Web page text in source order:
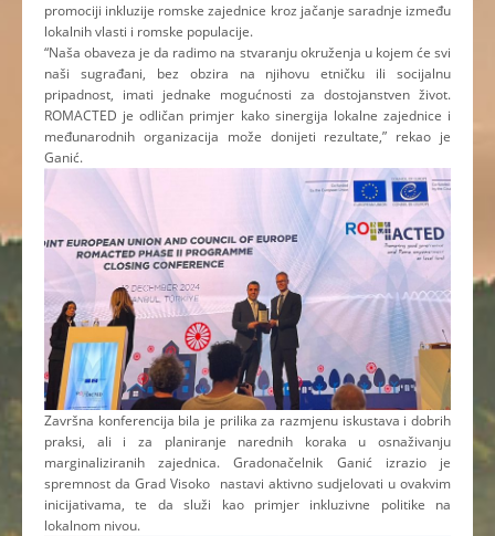
promociji inkluzije romske zajednice kroz jačanje saradnje između
lokalnih vlasti i romske populacije.
“Naša obaveza je da radimo na stvaranju okruženja u kojem će svi
naši sugrađani, bez obzira na njihovu etničku ili socijalnu
pripadnost, imati jednake mogućnosti za dostojanstven život.
ROMACTED je odličan primjer kako sinergija lokalne zajednice i
međunarodnih organizacija može donijeti rezultate,” rekao je
Ganić.
Završna konferencija bila je prilika za razmjenu iskustava i dobrih
praksi, ali i za planiranje narednih koraka u osnaživanju
marginaliziranih zajednica. Gradonačelnik Ganić izrazio je
spremnost da Grad Visoko nastavi aktivno sudjelovati u ovakvim
inicijativama, te da služi kao primjer inkluzivne politike na
lokalnom nivou.